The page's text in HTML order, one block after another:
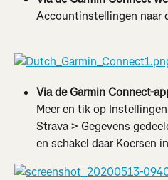
Accountinstellingen naar
Via de Garmin Connect-
Meer en tik op
Strava > Gegevens
en schakel daar Koersen